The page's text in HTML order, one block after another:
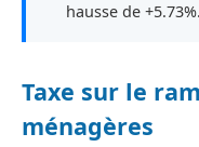
hausse de +5.73%.
Taxe sur le
ménagères